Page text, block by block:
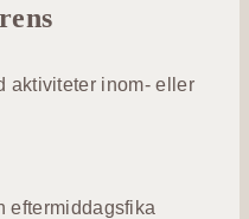
aktiviteter inom- eller
eftermiddagsfika